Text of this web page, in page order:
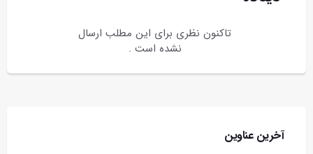
تاکنون نظری برای این مطلب ارسال
نشده است .
آخرین عناوین